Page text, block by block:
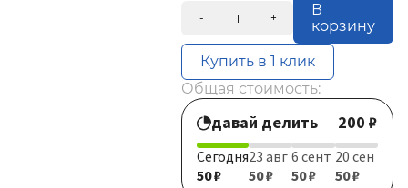
- +
В
корзину
Купить в 1 клик
Общая стоимость:
давай делить 200 ₽
Сегодня
50 ₽
23 авг
50 ₽
6 сент
50 ₽
20 сен
50 ₽